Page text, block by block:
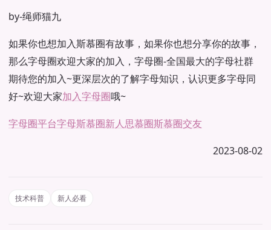
by-绳师猫九
如果你也想加入斯慕圈有故事，如果你也想分享你的故事，
那么字母圈欢迎大家的加入，字母圈-全国最大的字母社群
期待您的加入~更深层次的了解字母知识，认识更多字母同
好~欢迎大家加入字母圈哦~
字母圈平台字母斯慕圈新人思慕圈斯慕圈交友
2023-08-02
技术科普 新人必看